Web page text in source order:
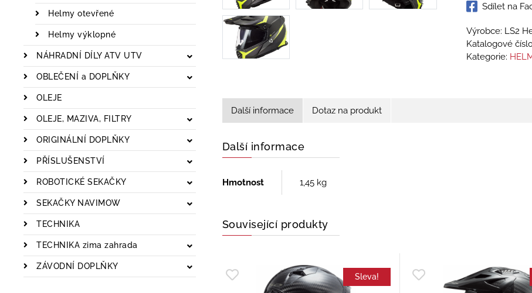
Helmy otevřené
Helmy výklopné
NÁHRADNÍ DÍLY ATV UTV
OBLEČENÍ a DOPLŇKY
OLEJE
OLEJE, MAZIVA, FILTRY
ORIGINÁLNÍ DOPLŇKY
PŘÍSLUŠENSTVÍ
ROBOTICKÉ SEKAČKY
SEKAČKY NAVIMOW
TECHNIKA
TECHNIKA zima zahrada
ZÁVODNÍ DOPLŇKY
Sdílet na
Výrobce: LS2
Katalogové
Kategorie:
Další informace Dotaz na produkt
Další informace
Hmotnost 1,45 kg
Související produkty
Sleva!